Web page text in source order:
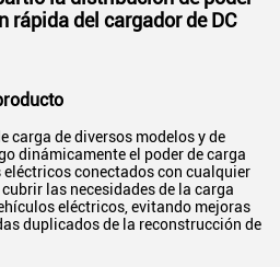
rápida del cargador de DC
carga de diversos modelos y de
dinámicamente el poder de carga
conectados con cualquier
las necesidades de la carga
eléctricos, evitando mejoras
duplicados de la reconstrucción de